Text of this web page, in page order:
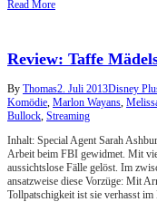
Read More
Review: Taffe
By Thomas2. Juli 2013Disney
Komödie, Marlon Wayans,
Bullock, Streaming
Inhalt: Special Agent Sarah
Arbeit beim FBI gewidmet. Mit
aussichtslose Fälle gelöst. Im
ansatzweise diese Vorzüge: Mit
Tollpatschigkeit ist sie verhasst